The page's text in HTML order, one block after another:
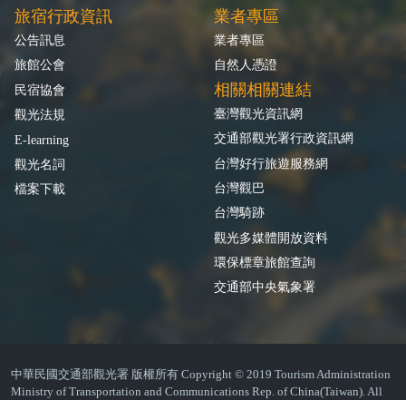
旅宿行政資訊
公告訊息
旅館公會
民宿協會
觀光法規
E-learning
觀光名詞
檔案下載
業者專區
業者專區
自然人憑證
相關相關連結
臺灣觀光資訊網
交通部觀光署行政資訊網
台灣好行旅遊服務網
台灣觀巴
台灣騎跡
觀光多媒體開放資料
環保標章旅館查詢
交通部中央氣象署
中華民國交通部觀光署 版權所有 Copyright © 2019 Tourism Administration
Ministry of Transportation and Communications Rep. of China(Taiwan). All